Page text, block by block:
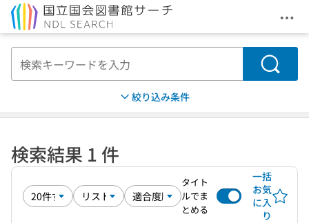
メ
検索
絞り込み条件
検索結果 1 件
タイト
ルでま
とめる
一括
お気
に入
り